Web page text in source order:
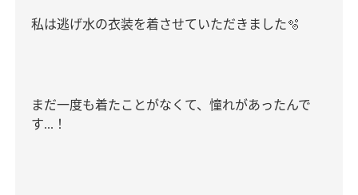
私は逃げ水の衣装を着させていただきました🫧
まだ一度も着たことがなくて、憧れがあったんで
す... ！